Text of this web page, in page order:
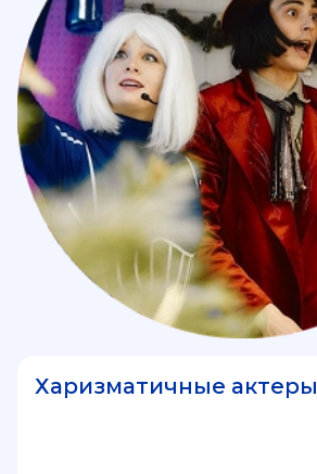
Харизматичные актеры